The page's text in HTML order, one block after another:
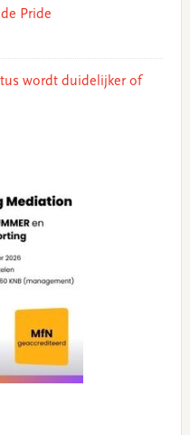
Pride
wordt duidelijker of